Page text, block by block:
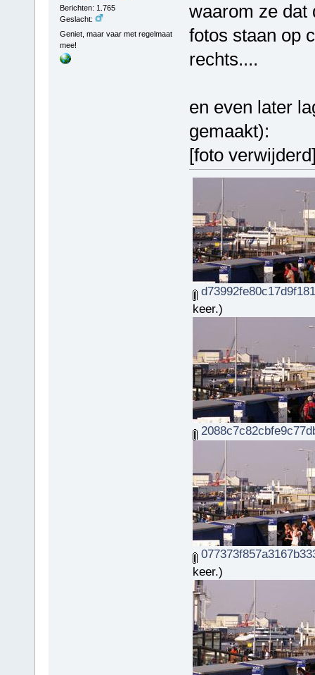
Berichten: 1.765
Geslacht:
Geniet, maar vaar met regelmaat
mee!
waarom ze dat
fotos staan op
rechts....
en even later
gemaakt):
[foto
keer.)
keer.)